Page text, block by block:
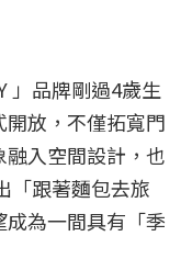
」品牌剛過4歲生
放，不僅拓寬門
入空間設計，也
「跟著麵包去旅
為一間具有「季